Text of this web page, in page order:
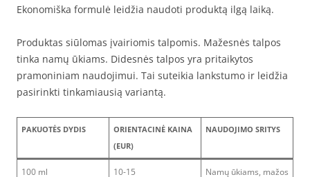
Ekonomiška formulė leidžia naudoti produktą ilgą laiką.
Produktas siūlomas įvairiomis talpomis. Mažesnės talpos
tinka namų ūkiams. Didesnės talpos yra pritaikytos
pramoniniam naudojimui. Tai suteikia lankstumo ir leidžia
pasirinkti tinkamiausią variantą.
PAKUOTĖS DYDIS
ORIENTACINĖ KAINA
(EUR)
NAUDOJIMO SRITYS
100 ml 10-15 Namų ūkiams, mažos